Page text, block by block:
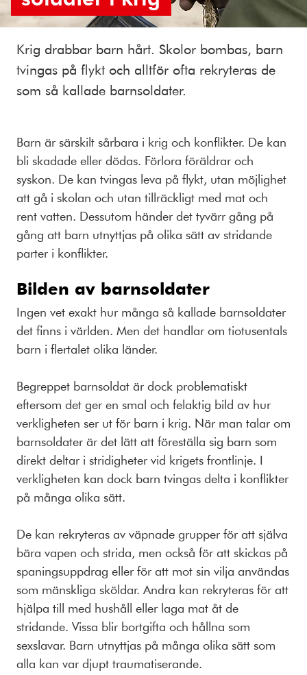
Krig drabbar barn hårt. Skolor bombas, barn
tvingas på flykt och alltför ofta rekryteras de
som så kallade barnsoldater.
Barn är särskilt sårbara i krig och konflikter. De kan
bli skadade eller dödas. Förlora föräldrar och
syskon. De kan tvingas leva på flykt, utan möjlighet
att gå i skolan och utan tillräckligt med mat och
rent vatten. Dessutom händer det tyvärr gång på
gång att barn utnyttjas på olika sätt av stridande
parter i konflikter.
Bilden av barnsoldater
Ingen vet exakt hur många så kallade barnsoldater
det finns i världen. Men det handlar om tiotusentals
barn i flertalet olika länder.
Begreppet barnsoldat är dock problematiskt
eftersom det ger en smal och felaktig bild av hur
verkligheten ser ut för barn i krig. När man talar om
barnsoldater är det lätt att föreställa sig barn som
direkt deltar i stridigheter vid krigets frontlinje. I
verkligheten kan dock barn tvingas delta i konflikter
på många olika sätt.
De kan rekryteras av väpnade grupper för att själva
bära vapen och strida, men också för att skickas på
spaningsuppdrag eller för att mot sin vilja användas
som mänskliga sköldar. Andra kan rekryteras för att
hjälpa till med hushåll eller laga mat åt de
stridande. Vissa blir bortgifta och hållna som
sexslavar. Barn utnyttjas på många olika sätt som
alla kan var djupt traumatiserande.